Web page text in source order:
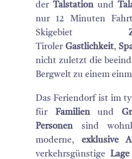
derTalstationund
nur 12 Minuten
Skigebiet
Tiroler Gastlichkeit,
nicht zuletzt die
Bergwelt zu einem
Das Feriendorf ist im
für Familienund
Personensind
moderne,exklusive
verkehrsgünstigeLage